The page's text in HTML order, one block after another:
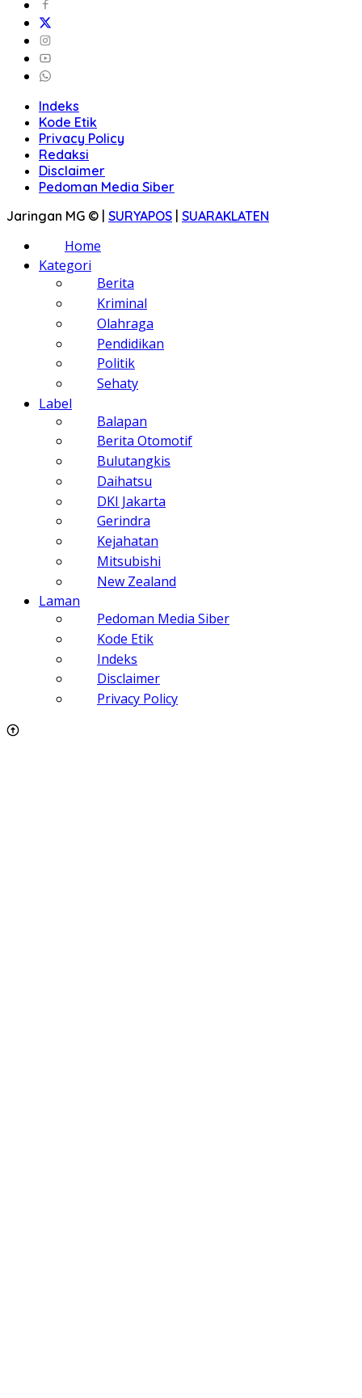
Indeks
Kode Etik
Privacy Policy
Redaksi
Disclaimer
Pedoman Media Siber
Jaringan MG © | SURYAPOS | SUARAKLATEN
Home
Kategori
Berita
Kriminal
Olahraga
Pendidikan
Politik
Sehaty
Label
Balapan
Berita Otomotif
Bulutangkis
Daihatsu
DKI Jakarta
Gerindra
Kejahatan
Mitsubishi
New Zealand
Laman
Pedoman Media Siber
Kode Etik
Indeks
Disclaimer
Privacy Policy